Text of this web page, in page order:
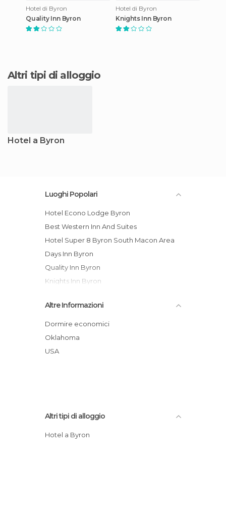
Hotel di Byron
Quality Inn Byron
Hotel di Byron
Knights Inn Byron
Altri tipi di alloggio
Hotel a Byron
Luoghi Popolari
Hotel Econo Lodge Byron
Best Western Inn And Suites
Hotel Super 8 Byron South Macon Area
Days Inn Byron
Quality Inn Byron
Knights Inn Byron
Altre Informazioni
Dormire economici
Oklahoma
USA
Altri tipi di alloggio
Hotel a Byron